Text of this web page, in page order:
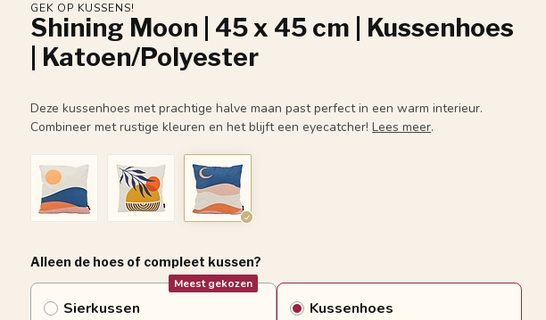
GEK OP KUSSENS!
Shining Moon | 45 x 45 cm | Kussenhoes
| Katoen/Polyester
Deze kussenhoes met prachtige halve maan past perfect in een warm interieur.
Combineer met rustige kleuren en het blijft een eyecatcher!Lees meer.
Alleen de hoes of compleet kussen?
Sierkussen
Meest gekozen
Kussenhoes